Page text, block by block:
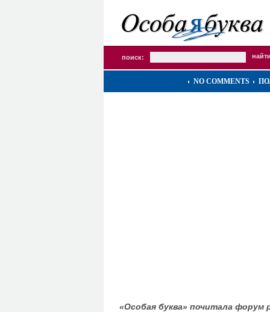
поиск:
NO COMMENTS
«Особая буква» почитала форум